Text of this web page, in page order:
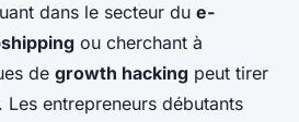
dans le secteur du e-
ou cherchant à
de growth hacking peut tirer
. Les entrepreneurs débutants